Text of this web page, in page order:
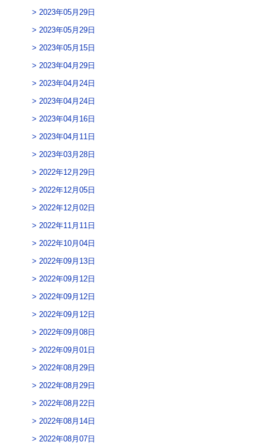
2023年05月29日
2023年05月29日
2023年05月15日
2023年04月29日
2023年04月24日
2023年04月24日
2023年04月16日
2023年04月11日
2023年03月28日
2022年12月29日
2022年12月05日
2022年12月02日
2022年11月11日
2022年10月04日
2022年09月13日
2022年09月12日
2022年09月12日
2022年09月12日
2022年09月08日
2022年09月01日
2022年08月29日
2022年08月29日
2022年08月22日
2022年08月14日
2022年08月07日